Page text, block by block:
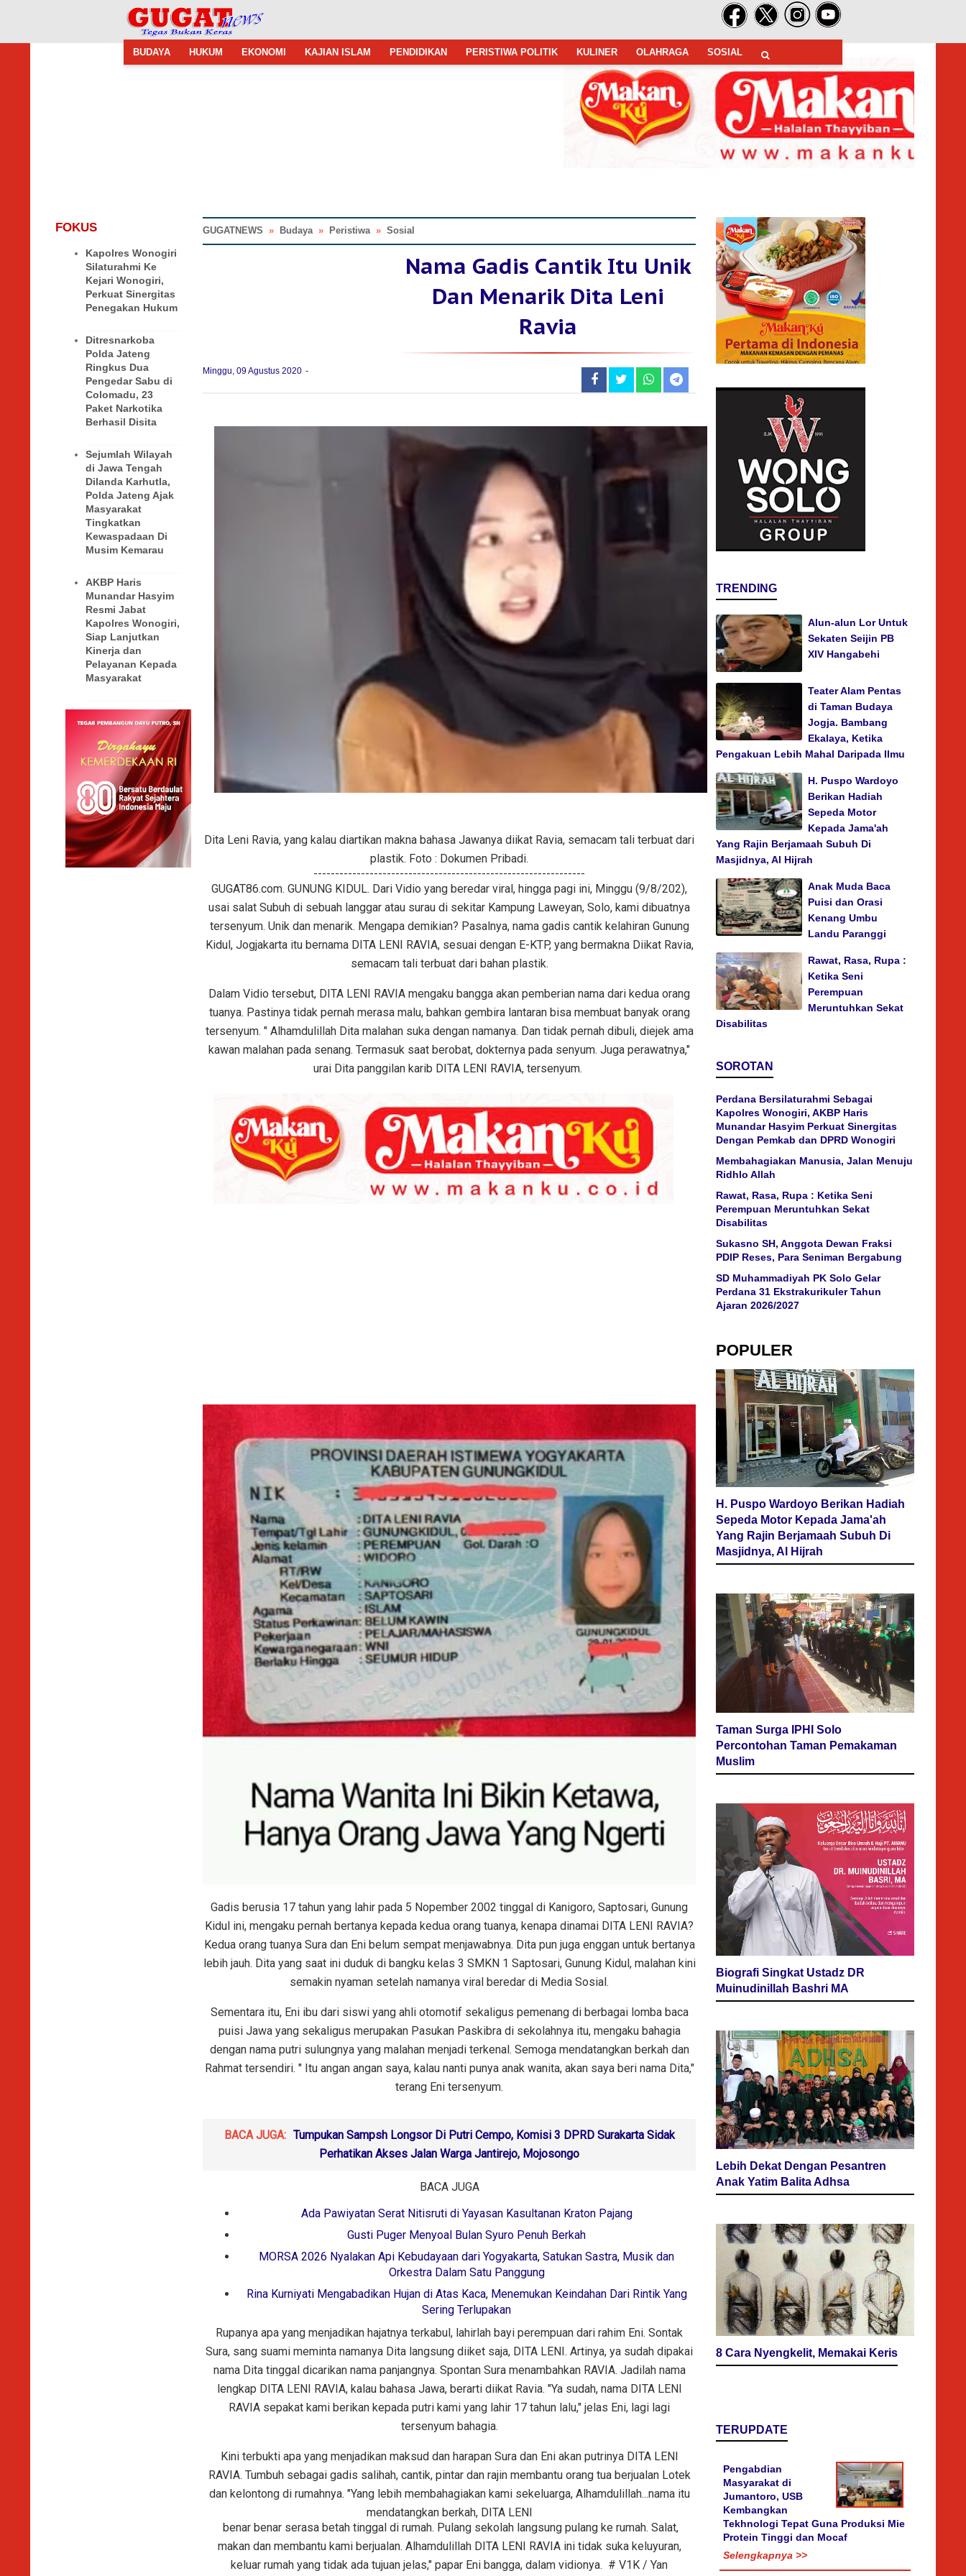
BUDAYA HUKUM EKONOMI KAJIAN ISLAM PENDIDIKAN PERISTIWA POLITIK KULINER OLAHRAGA SOSIAL
FOKUS
Kapolres Wonogiri
Silaturahmi Ke
Kejari Wonogiri,
Perkuat Sinergitas
Penegakan Hukum
Ditresnarkoba
Polda Jateng
Ringkus Dua
Pengedar Sabu di
Colomadu, 23
Paket Narkotika
Berhasil Disita
Sejumlah Wilayah
di Jawa Tengah
Dilanda Karhutla,
Polda Jateng Ajak
Masyarakat
Tingkatkan
Kewaspadaan Di
Musim Kemarau
AKBP Haris
Munandar Hasyim
Resmi Jabat
Kapolres Wonogiri,
Siap Lanjutkan
Kinerja dan
Pelayanan Kepada
Masyarakat
GUGATNEWS » Budaya » Peristiwa » Sosial
Nama Gadis Cantik Itu Unik
Dan Menarik Dita Leni
Ravia
Minggu, 09 Agustus 2020
Dita Leni Ravia, yang kalau diartikan makna bahasa Jawanya diikat Ravia, semacam tali terbuat dari
plastik. Foto : Dokumen Pribadi.
---------------------------------------------------------------
GUGAT86.com. GUNUNG KIDUL. Dari Vidio yang beredar viral, hingga pagi ini, Minggu (9/8/202),
usai salat Subuh di sebuah langgar atau surau di sekitar Kampung Laweyan, Solo, kami dibuatnya
tersenyum. Unik dan menarik. Mengapa demikian? Pasalnya, nama gadis cantik kelahiran Gunung
Kidul, Jogjakarta itu bernama DITA LENI RAVIA, sesuai dengan E-KTP, yang bermakna Diikat Ravia,
semacam tali terbuat dari bahan plastik.
Dalam Vidio tersebut, DITA LENI RAVIA mengaku bangga akan pemberian nama dari kedua orang
tuanya. Pastinya tidak pernah merasa malu, bahkan gembira lantaran bisa membuat banyak orang
tersenyum. " Alhamdulillah Dita malahan suka dengan namanya. Dan tidak pernah dibuli, diejek ama
kawan malahan pada senang. Termasuk saat berobat, dokternya pada senyum. Juga perawatnya,"
urai Dita panggilan karib DITA LENI RAVIA, tersenyum.
Gadis berusia 17 tahun yang lahir pada 5 Nopember 2002 tinggal di Kanigoro, Saptosari, Gunung
Kidul ini, mengaku pernah bertanya kepada kedua orang tuanya, kenapa dinamai DITA LENI RAVIA?
Kedua orang tuanya Sura dan Eni belum sempat menjawabnya. Dita pun juga enggan untuk bertanya
lebih jauh. Dita yang saat ini duduk di bangku kelas 3 SMKN 1 Saptosari, Gunung Kidul, malahan kini
semakin nyaman setelah namanya viral beredar di Media Sosial.
Sementara itu, Eni ibu dari siswi yang ahli otomotif sekaligus pemenang di berbagai lomba baca
puisi Jawa yang sekaligus merupakan Pasukan Paskibra di sekolahnya itu, mengaku bahagia
dengan nama putri sulungnya yang malahan menjadi terkenal. Semoga mendatangkan berkah dan
Rahmat tersendiri. " Itu angan angan saya, kalau nanti punya anak wanita, akan saya beri nama Dita,"
terang Eni tersenyum.
BACA JUGA: Tumpukan Sampsh Longsor Di Putri Cempo, Komisi 3 DPRD Surakarta Sidak
Perhatikan Akses Jalan Warga Jantirejo, Mojosongo
BACA JUGA
Ada Pawiyatan Serat Nitisruti di Yayasan Kasultanan Kraton Pajang
Gusti Puger Menyoal Bulan Syuro Penuh Berkah
MORSA 2026 Nyalakan Api Kebudayaan dari Yogyakarta, Satukan Sastra, Musik dan
Orkestra Dalam Satu Panggung
Rina Kurniyati Mengabadikan Hujan di Atas Kaca, Menemukan Keindahan Dari Rintik Yang
Sering Terlupakan
Rupanya apa yang menjadikan hajatnya terkabul, lahirlah bayi perempuan dari rahim Eni. Sontak
Sura, sang suami meminta namanya Dita langsung diiket saja, DITA LENI. Artinya, ya sudah dipakai
nama Dita tinggal dicarikan nama panjangnya. Spontan Sura menambahkan RAVIA. Jadilah nama
lengkap DITA LENI RAVIA, kalau bahasa Jawa, berarti diikat Ravia. "Ya sudah, nama DITA LENI
RAVIA sepakat kami berikan kepada putri kami yang lahir 17 tahun lalu," jelas Eni, lagi lagi
tersenyum bahagia.
Kini terbukti apa yang menjadikan maksud dan harapan Sura dan Eni akan putrinya DITA LENI
RAVIA. Tumbuh sebagai gadis salihah, cantik, pintar dan rajin membantu orang tua berjualan Lotek
dan kelontong di rumahnya. "Yang lebih membahagiakan kami sekeluarga, Alhamdulillah...nama itu
mendatangkan berkah, DITA LENI
benar benar serasa betah tinggal di rumah. Pulang sekolah langsung pulang ke rumah. Salat,
makan dan membantu kami berjualan. Alhamdulillah DITA LENI RAVIA ini tidak suka keluyuran,
keluar rumah yang tidak ada tujuan jelas," papar Eni bangga, dalam vidionya. # V1K / Yan
TRENDING
Alun-alun Lor Untuk
Sekaten Seijin PB
XIV Hangabehi
Teater Alam Pentas
di Taman Budaya
Jogja. Bambang
Ekalaya, Ketika
Pengakuan Lebih Mahal Daripada Ilmu
H. Puspo Wardoyo
Berikan Hadiah
Sepeda Motor
Kepada Jama'ah
Yang Rajin Berjamaah Subuh Di
Masjidnya, Al Hijrah
Anak Muda Baca
Puisi dan Orasi
Kenang Umbu
Landu Paranggi
Rawat, Rasa, Rupa :
Ketika Seni
Perempuan
Meruntuhkan Sekat
Disabilitas
SOROTAN
Perdana Bersilaturahmi Sebagai
Kapolres Wonogiri, AKBP Haris
Munandar Hasyim Perkuat Sinergitas
Dengan Pemkab dan DPRD Wonogiri
Membahagiakan Manusia, Jalan Menuju
Ridhlo Allah
Rawat, Rasa, Rupa : Ketika Seni
Perempuan Meruntuhkan Sekat
Disabilitas
Sukasno SH, Anggota Dewan Fraksi
PDIP Reses, Para Seniman Bergabung
SD Muhammadiyah PK Solo Gelar
Perdana 31 Ekstrakurikuler Tahun
Ajaran 2026/2027
POPULER
H. Puspo Wardoyo Berikan Hadiah
Sepeda Motor Kepada Jama'ah
Yang Rajin Berjamaah Subuh Di
Masjidnya, Al Hijrah
Taman Surga IPHI Solo
Percontohan Taman Pemakaman
Muslim
Biografi Singkat Ustadz DR
Muinudinillah Bashri MA
Lebih Dekat Dengan Pesantren
Anak Yatim Balita Adhsa
8 Cara Nyengkelit, Memakai Keris
TERUPDATE
Pengabdian
Masyarakat di
Jumantoro, USB
Kembangkan
Tekhnologi Tepat Guna Produksi Mie
Protein Tinggi dan Mocaf
Selengkapnya >>